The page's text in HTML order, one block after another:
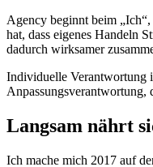
Agency beginnt beim
hat, dass eigenes Handeln
dadurch wirksamer
Individuelle Verantwortung
Anpassungsverantwortung,
Langsam nährt
Ich mache mich 2017 auf